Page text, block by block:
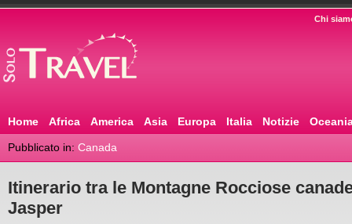
Chi
Home Africa America Asia Europa Italia Notizie
Pubblicato in: Canada
Itinerario tra le Montagne Rocciose
Jasper